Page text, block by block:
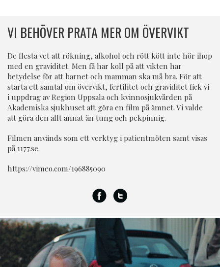
VI BEHÖVER PRATA MER OM ÖVERVIKT
De flesta vet att rökning, alkohol och rött kött inte hör ihop
med en graviditet. Men få har koll på att vikten har
betydelse för att barnet och mamman ska må bra. För att
starta ett samtal om övervikt, fertilitet och graviditet fick vi
i uppdrag av Region Uppsala och kvinnosjukvården på
Akademiska sjukhuset att göra en film på ämnet. Vi valde
att göra den allt annat än tung och pekpinnig.
Filmen används som ett verktyg i patientmöten samt visas
på 1177.se.
https://vimeo.com/196885090